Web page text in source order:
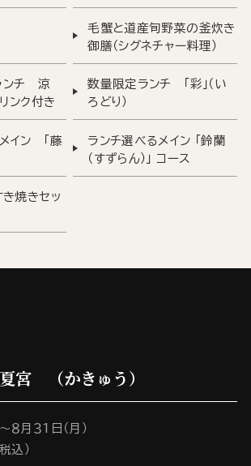
毛蟹と道産旬野菜の釜炊き
御膳（シグネチャー料理）
ンチ 涼
ンク付き
数量限定ランチ 「彩」（い
ろどり）
イン 「藤
ランチ選べるメイン 「鈴蘭
（すずらん）」 コース
焼きセッ
宮 （かきゅう）
８月３1日（月）
込）